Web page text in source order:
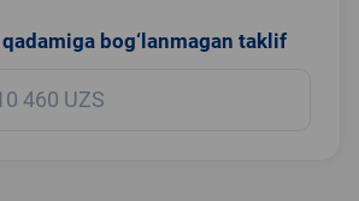
bog‘lanmagan taklif